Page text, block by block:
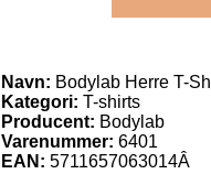
Navn: Bodylab Herre T-
Kategori: T-shirts
Producent: Bodylab
Varenummer: 6401
EAN: 5711657063014Â